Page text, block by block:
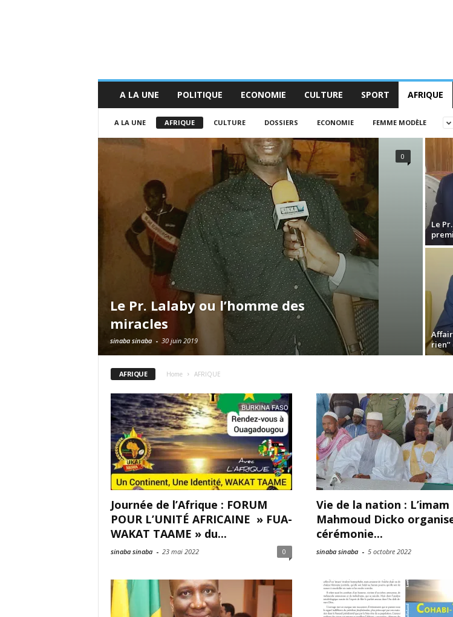
A LA UNE POLITIQUE ECONOMIE CULTURE SPORT AFRIQUE
A LA UNE AFRIQUE CULTURE DOSSIERS ECONOMIE FEMME MODÈLE
Le Pr. Lalaby ou l’homme des
miracles
sinaba sinaba - 30 juin 2019
0
Le
AFRIQUE Home AFRIQUE
Journée de l’Afrique : FORUM
POUR L’UNITÉ AFRICAINE » FUA-
WAKAT TAAME » du...
sinaba sinaba - 23 mai 2022 0
Vie de la nation : L’imam
Mahmoud Dicko
cérémonie...
sinaba sinaba - 5 octobre 2022